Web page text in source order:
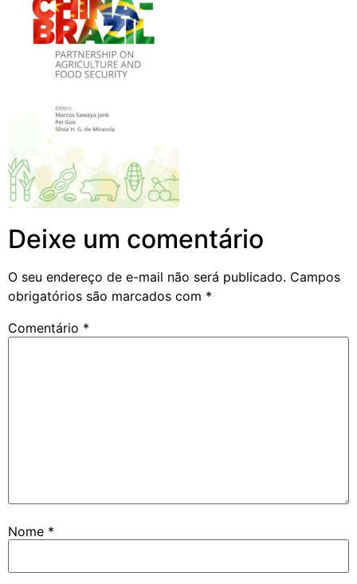
Deixe um comentário
O seu endereço de e-mail não será publicado. Campos
obrigatórios são marcados com *
Comentário *
Nome *